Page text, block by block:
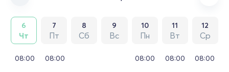
6
Чт
7
Пт
8
Сб
9
Вс
10
Пн
11
Вт
12
Ср
08:00 08:00 08:00 08:00 08:00